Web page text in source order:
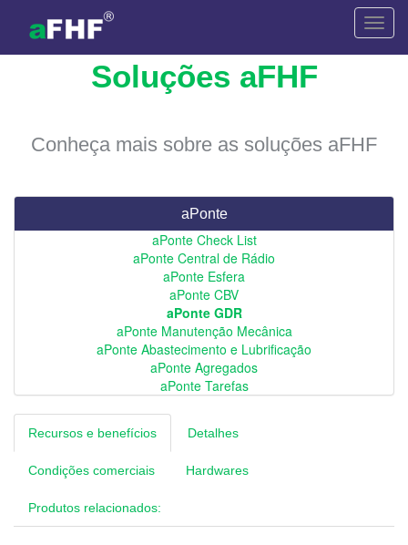
Soluções aFHF
Conheça mais sobre as soluções aFHF
aPonte
aPonte Check List
aPonte Central de Rádio
aPonte Esfera
aPonte CBV
aPonte GDR
aPonte Manutenção Mecânica
aPonte Abastecimento e Lubrificação
aPonte Agregados
aPonte Tarefas
Recursos e benefícios Detalhes
Condições comerciais Hardwares
Produtos relacionados: